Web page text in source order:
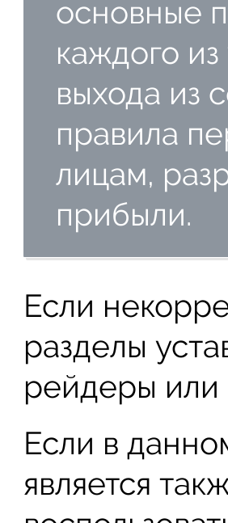
основные
каждого
выхода из
правила
лицам,
прибыли.
Если
разделы
рейдеры или
Если в
является